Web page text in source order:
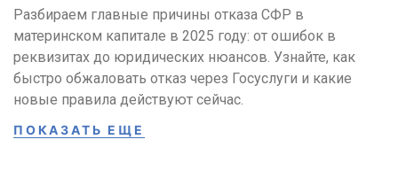
Разбираем главные причины отказа СФР в
материнском капитале в 2025 году: от ошибок в
реквизитах до юридических нюансов. Узнайте, как
быстро обжаловать отказ через Госуслуги и какие
новые правила действуют сейчас.
ПОКАЗАТЬ ЕЩЕ